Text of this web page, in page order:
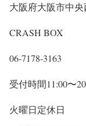
大阪府大阪市中
CRASH BOX
06-7178-3163
受付時間11:00〜
火曜日定休日